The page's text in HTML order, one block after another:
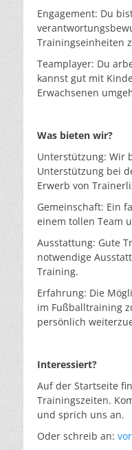
Engagement: Du
Trainingseinheiten
Teamplayer: Du
kannst gut mit
Erwachsenen
Was bieten wir?
Unterstützung: Wir
Unterstützung bei
Erwerb von
Gemeinschaft: Ein
einem tollen Team
Ausstattung: Gute
notwendige
Training.
Erfahrung: Die
im Fußballtraining
persönlich
Interessiert?
Auf der Startseite
Trainingszeiten.
und sprich uns an.
Oder schreib an: